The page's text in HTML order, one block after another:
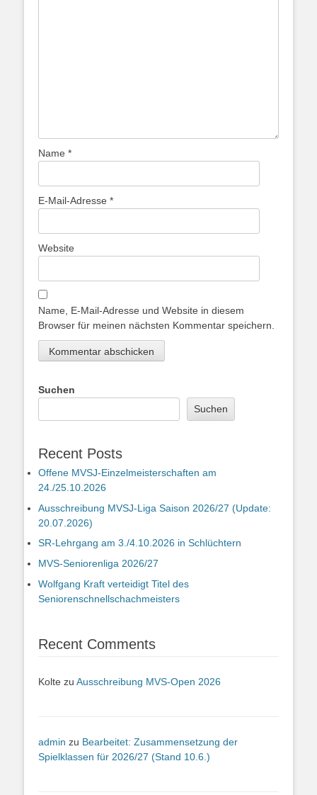
Name *
E-Mail-Adresse *
Website
Name, E-Mail-Adresse und Website in diesem
Browser für meinen nächsten Kommentar speichern.
Suchen
Suchen
Recent Posts
Offene MVSJ-Einzelmeisterschaften am
24./25.10.2026
Ausschreibung MVSJ-Liga Saison 2026/27 (Update:
20.07.2026)
SR-Lehrgang am 3./4.10.2026 in Schlüchtern
MVS-Seniorenliga 2026/27
Wolfgang Kraft verteidigt Titel des
Seniorenschnellschachmeisters
Recent Comments
Kolte zu Ausschreibung MVS-Open 2026
admin zu Bearbeitet: Zusammensetzung der
Spielklassen für 2026/27 (Stand 10.6.)